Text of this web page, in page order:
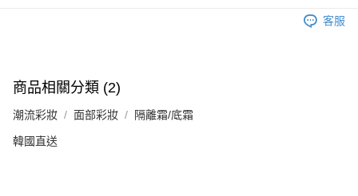
單。 如果訂購後七個工作天內我們未能收到有關存款，有關訂單將被取消。
付款後順豐站及營業點取貨
本地配送
客服
商品相關分類 (2)
潮流彩妝 面部彩妝 隔離霜/底霜
韓國直送